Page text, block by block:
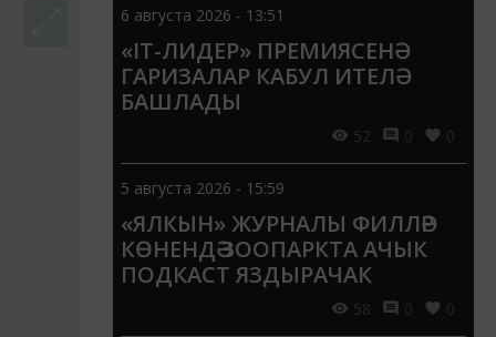
6 августа 2026 - 13:51
«IT-ЛИДЕР» ПРЕМИЯСЕНӘ
ГАРИЗАЛАР КАБУЛ ИТЕЛӘ
БАШЛАДЫ
52 0 0
5 августа 2026 - 15:59
«ЯЛКЫН» ЖУРНАЛЫ ФИЛЛӘР
КӨНЕНДӘ ЗООПАРКТА АЧЫК
ПОДКАСТ ЯЗДЫРАЧАК
58 0 0